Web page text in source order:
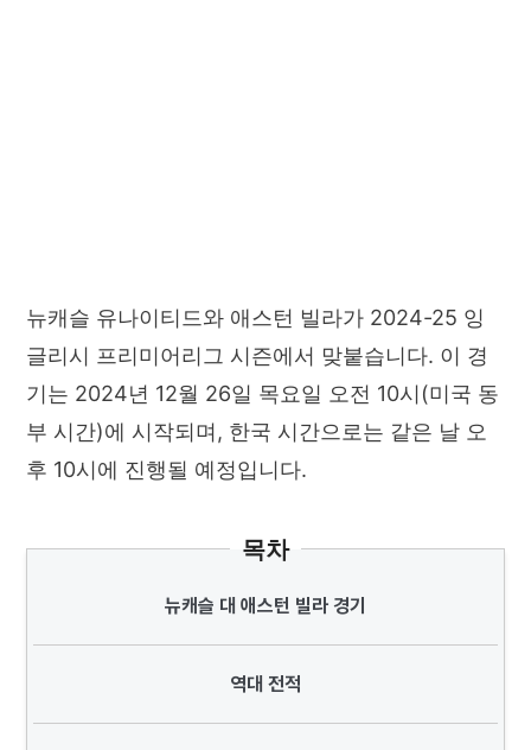
뉴캐슬 유나이티드와 애스턴 빌라가 2024-25 잉
글리시 프리미어리그 시즌에서 맞붙습니다. 이 경
기는 2024년 12월 26일 목요일 오전 10시(미국 동
부 시간)에 시작되며, 한국 시간으로는 같은 날 오
후 10시에 진행될 예정입니다.
목차
뉴캐슬 대 애스턴 빌라 경기
역대 전적